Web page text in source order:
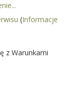
(Informacje
z Warunkami